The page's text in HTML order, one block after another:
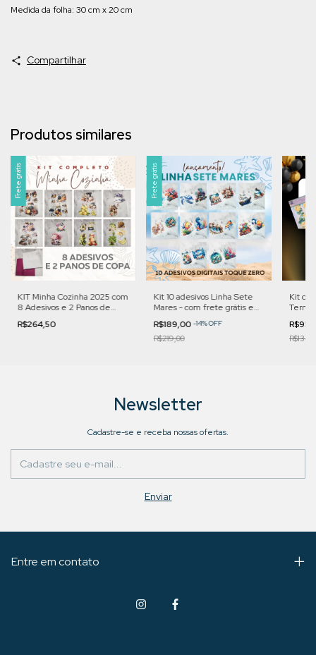
Medida da folha: 30 cm x 20 cm
Compartilhar
Produtos similares
Frete grátis
KIT Minha Cozinha 2025 com
8 Adesivos e 2 Panos de
R$264,50
Frete grátis
Kit 10 adesivos Linha Sete
Mares - com frete grátis e
R$189,00-14%OFF
R$219,00
Kit
Newsletter
Cadastre-se e receba nossas ofertas.
Entre em contato